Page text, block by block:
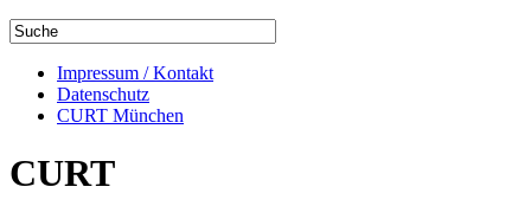
Impressum / Kontakt
Datenschutz
CURT München
CURT